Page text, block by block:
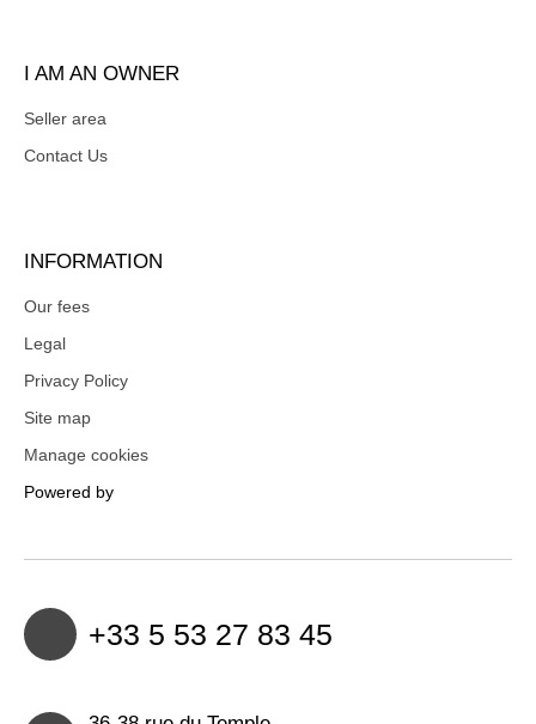
I AM AN OWNER
Seller area
Contact Us
INFORMATION
Our fees
Legal
Privacy Policy
Site map
Manage cookies
Powered by
+33 5 53 27 83 45